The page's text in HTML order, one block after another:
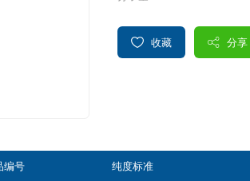
收藏 分享
编号 纯度标准